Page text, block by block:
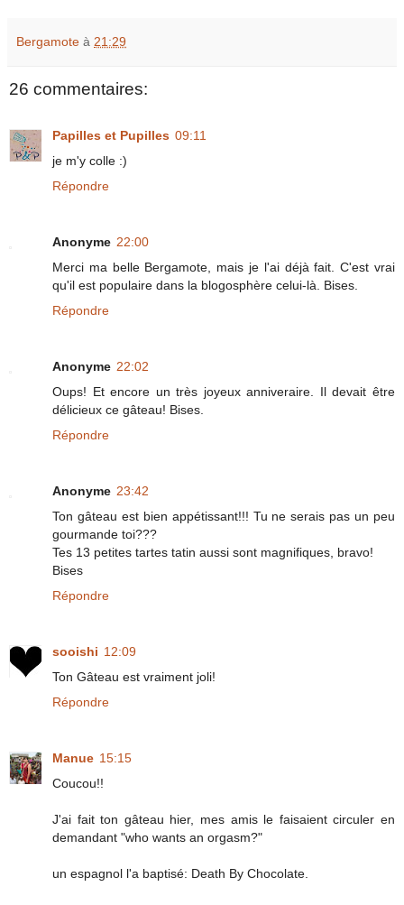
Bergamote à 21:29
26 commentaires:
Papilles et Pupilles 09:11
je m'y colle :)
Répondre
Anonyme 22:00
Merci ma belle Bergamote, mais je l'ai déjà fait. C'est vrai
qu'il est populaire dans la blogosphère celui-là. Bises.
Répondre
Anonyme 22:02
Oups! Et encore un très joyeux anniveraire. Il devait être
délicieux ce gâteau! Bises.
Répondre
Anonyme 23:42
Ton gâteau est bien appétissant!!! Tu ne serais pas un peu
gourmande toi???
Tes 13 petites tartes tatin aussi sont magnifiques, bravo!
Bises
Répondre
sooishi 12:09
Ton Gâteau est vraiment joli!
Répondre
Manue 15:15
Coucou!!
J'ai fait ton gâteau hier, mes amis le faisaient circuler en
demandant "who wants an orgasm?"
un espagnol l'a baptisé: Death By Chocolate.